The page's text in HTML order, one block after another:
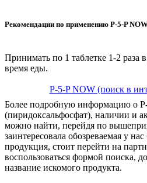
Рекомендации по применению P-5-P
Принимать по 1 таблетке 1-2 раза
время еды.
P-5-P NOW (поиск в
Более подробную информацию о
(пиридоксальфосфат), наличии и
можно найти, перейдя по
заинтересовала обозреваемая у
продукция, стоит перейти на
воспользоваться формой поиска,
название искомого продукта.